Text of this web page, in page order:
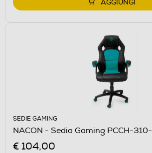
AGGIUNGI
SEDIE GAMING
NACON - Sedia Gaming PCCH-
€ 104,00